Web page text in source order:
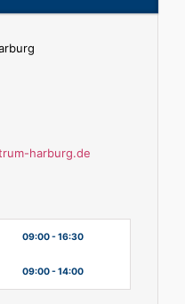
09:00 - 16:30
09:00 - 14:00